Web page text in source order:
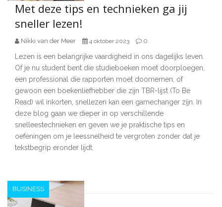
Met deze tips en technieken ga jij
sneller lezen!
Nikki van der Meer 4 oktober 2023 0
Lezen is een belangrijke vaardigheid in ons dagelijks leven.
Of je nu student bent die studieboeken moet doorploegen,
een professional die rapporten moet doornemen, of
gewoon een boekenliefhebber die zijn TBR-lijst (To Be
Read) wil inkorten, snellezen kan een gamechanger zijn. In
deze blog gaan we dieper in op verschillende
snelleestechnieken en geven we je praktische tips en
oefeningen om je leessnelheid te vergroten zonder dat je
tekstbegrip eronder lijdt.
BUSINESS